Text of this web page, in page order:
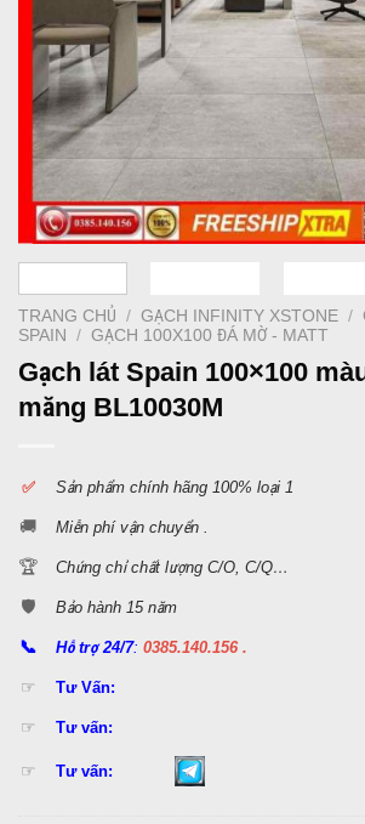
TRANG CHỦ / GẠCH INFINITY XSTONE /
SPAIN
/ GẠCH 100X100 ĐÁ MỜ - MATT
Gạch lát Spain 100×100
măng BL10030M
✅ Sản phẩm chính hãng 100% loại 1
🚚 Miễn phí vận chuyển .
🏆 Chứng chỉ chất lượng C/O, C/Q…
🛡️ Bảo hành 15 năm
📞 Hỗ trợ 24/7:0385.140.156 .
☞ Tư Vấn:
☞ Tư vấn:
☞ Tư vấn: